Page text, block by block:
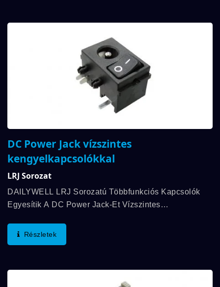
DC Power Jack vízszintes
kengyelkapcsolókkal
LRJ Sorozat
DAILYWELL LRJ Sorozatú Többfunkciós Kapcsolók
Egyesítik A DC Power Jack-Et Vízszintes
5A/15VDC, A Mechanikai Tartósság Pedig Min. 6 000
Ciklus. Megrendelési...
Részletek